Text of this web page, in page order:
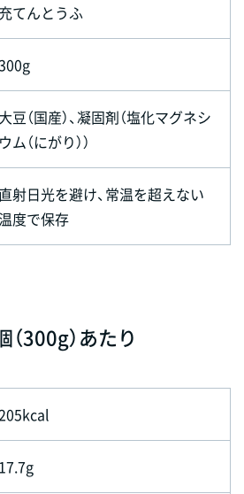
充てんとうふ
大豆（国産）、凝固剤（塩化マグネシ
ウム（にがり））
直射日光を避け、常温を超えない
度で保存
300g）あたり
17.7g